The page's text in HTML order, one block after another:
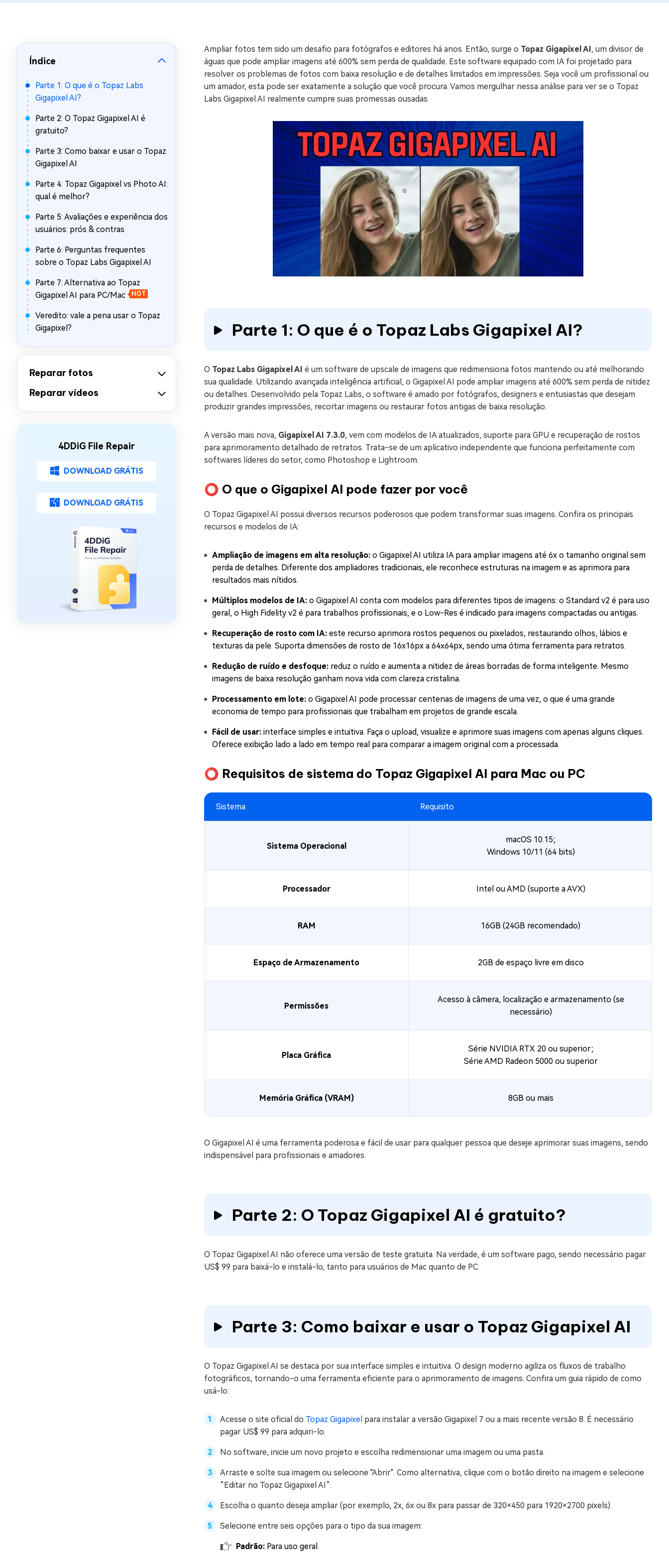
Windows Boot Genius
Corrigir Problemas de Windows em Minutos
Mac Boot Genius
Grátis
Corrigir Erros de Mac Grátis
Windows 11 Upgrade Checker
Verificador de Atualização do Windows 11 Grátis
Índice
Parte 1: O que é o Topaz Labs
Gigapixel AI?
Parte 2: O Topaz Gigapixel AI é
gratuito?
Parte 3: Como baixar e usar o Topaz
Gigapixel AI
Parte 4: Topaz Gigapixel vs Photo AI:
qual é melhor?
Parte 5: Avaliações e experiência dos
usuários: prós & contras
Parte 6: Perguntas frequentes
sobre o Topaz Labs Gigapixel AI
Parte 7: Alternativa ao Topaz
Gigapixel AI para PC/Mac
HOT
Veredito: vale a pena usar o Topaz
Gigapixel?
Reparar fotos
Reparar vídeos
4DDiG File Repair
DOWNLOAD GRÁTIS
DOWNLOAD GRÁTIS
Ampliar fotos tem sido um desafio para fotógrafos e editores há anos. Então, surge o Topaz Gigapixel AI, um divisor de
águas que pode ampliar imagens até 600% sem perda de qualidade. Este software equipado com IA foi projetado para
resolver os problemas de fotos com baixa resolução e de detalhes limitados em impressões. Seja você um profissional ou
um amador, esta pode ser exatamente a solução que você procura. Vamos mergulhar nessa análise para ver se o Topaz
Labs Gigapixel AI realmente cumpre suas promessas ousadas.
Parte 1: O que é o Topaz Labs Gigapixel AI?
O Topaz Labs Gigapixel AI é um software de upscale de imagens que redimensiona fotos mantendo ou até melhorando
sua qualidade. Utilizando avançada inteligência artificial, o Gigapixel AI pode ampliar imagens até 600% sem perda de nitidez
ou detalhes. Desenvolvido pela Topaz Labs, o software é amado por fotógrafos, designers e entusiastas que desejam
produzir grandes impressões, recortar imagens ou restaurar fotos antigas de baixa resolução.
A versão mais nova, Gigapixel AI 7.3.0, vem com modelos de IA atualizados, suporte para GPU e recuperação de rostos
para aprimoramento detalhado de retratos. Trata-se de um aplicativo independente que funciona perfeitamente com
softwares líderes do setor, como Photoshop e Lightroom.
⭕ O que o Gigapixel AI pode fazer por você
O Topaz Gigapixel AI possui diversos recursos poderosos que podem transformar suas imagens. Confira os principais
recursos e modelos de IA:
Ampliação de imagens em alta resolução: o Gigapixel AI utiliza IA para ampliar imagens até 6x o tamanho original sem
perda de detalhes. Diferente dos ampliadores tradicionais, ele reconhece estruturas na imagem e as aprimora para
resultados mais nítidos.
Múltiplos modelos de IA: o Gigapixel AI conta com modelos para diferentes tipos de imagens: o Standard v2 é para uso
geral, o High Fidelity v2 é para trabalhos profissionais, e o Low-Res é indicado para imagens compactadas ou antigas.
Recuperação de rosto com IA: este recurso aprimora rostos pequenos ou pixelados, restaurando olhos, lábios e
texturas da pele. Suporta dimensões de rosto de 16x16px a 64x64px, sendo uma ótima ferramenta para retratos.
Redução de ruído e desfoque: reduz o ruído e aumenta a nitidez de áreas borradas de forma inteligente. Mesmo
imagens de baixa resolução ganham nova vida com clareza cristalina.
Processamento em lote: o Gigapixel AI pode processar centenas de imagens de uma vez, o que é uma grande
economia de tempo para profissionais que trabalham em projetos de grande escala.
Fácil de usar: interface simples e intuitiva. Faça o upload, visualize e aprimore suas imagens com apenas alguns cliques.
Oferece exibição lado a lado em tempo real para comparar a imagem original com a processada.
⭕ Requisitos de sistema do Topaz Gigapixel AI para Mac ou PC
Sistema Requisito
Sistema Operacional
macOS 10.15;
Windows 10/11 (64 bits)
Processador Intel ou AMD (suporte a AVX)
RAM 16GB (24GB recomendado)
Espaço de Armazenamento 2GB de espaço livre em disco
Permissões
Acesso à câmera, localização e armazenamento (se
necessário)
Placa Gráfica
Série NVIDIA RTX 20 ou superior;
Série AMD Radeon 5000 ou superior
Memória Gráfica (VRAM) 8GB ou mais
O Gigapixel AI é uma ferramenta poderosa e fácil de usar para qualquer pessoa que deseje aprimorar suas imagens, sendo
indispensável para profissionais e amadores.
Parte 2: O Topaz Gigapixel AI é gratuito?
O Topaz Gigapixel AI não oferece uma versão de teste gratuita. Na verdade, é um software pago, sendo necessário pagar
US$ 99 para baixá-lo e instalá-lo, tanto para usuários de Mac quanto de PC.
Parte 3: Como baixar e usar o Topaz Gigapixel AI
O Topaz Gigapixel AI se destaca por sua interface simples e intuitiva. O design moderno agiliza os fluxos de trabalho
fotográficos, tornando-o uma ferramenta eficiente para o aprimoramento de imagens. Confira um guia rápido de como
usá-lo:
Acesse o site oficial do Topaz Gigapixel para instalar a versão Gigapixel 7 ou a mais recente versão 8. É necessário
pagar US$ 99 para adquiri-lo.
No software, inicie um novo projeto e escolha redimensionar uma imagem ou uma pasta.
Arraste e solte sua imagem ou selecione "Abrir". Como alternativa, clique com o botão direito na imagem e selecione
“Editar no Topaz Gigapixel AI”.
Escolha o quanto deseja ampliar (por exemplo, 2x, 6x ou 8x para passar de 320×450 para 1920×2700 pixels).
Selecione entre seis opções para o tipo da sua imagem:
Padrão: Para uso geral.